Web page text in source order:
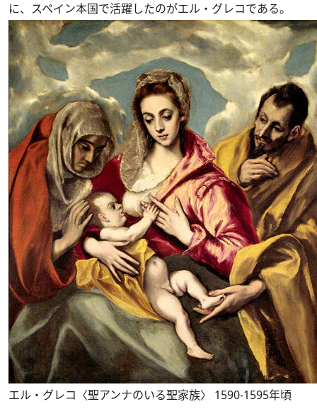
に、スペイン本国で活躍したのがエル・グレコである。
エル・グレコ〈聖アンナのいる聖家族〉 1590-1595年頃